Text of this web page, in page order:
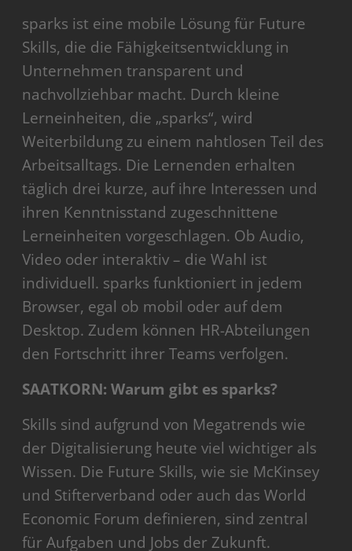
sparks ist eine mobile Lösung für Future
Skills, die die Fähigkeitsentwicklung in
Unternehmen transparent und
nachvollziehbar macht. Durch kleine
Lerneinheiten, die „sparks“, wird
Weiterbildung zu einem nahtlosen Teil des
Arbeitsalltags. Die Lernenden erhalten
täglich drei kurze, auf ihre Interessen und
ihren Kenntnisstand zugeschnittene
Lerneinheiten vorgeschlagen. Ob Audio,
Video oder interaktiv – die Wahl ist
individuell. sparks funktioniert in jedem
Browser, egal ob mobil oder auf dem
Desktop. Zudem können HR-Abteilungen
den Fortschritt ihrer Teams verfolgen.
SAATKORN: Warum gibt es sparks?
Skills sind aufgrund von Megatrends wie
der Digitalisierung heute viel wichtiger als
Wissen. Die Future Skills, wie sie McKinsey
und Stifterverband oder auch das World
Economic Forum definieren, sind zentral
für Aufgaben und Jobs der Zukunft.